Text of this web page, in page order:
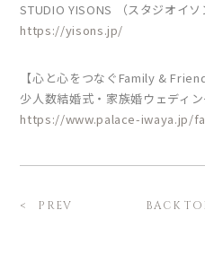
STUDIO YISONS （スタジオイソ
https://yisons.jp/
【心と心をつなぐFamily &
少人数結婚式・家族婚ウェディン
https://www.palace-iwaya.jp/
PREV BACK